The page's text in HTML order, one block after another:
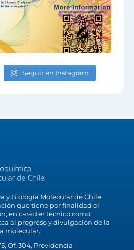
Seguir en Instagram
y Biología Molecular de Chile
que tiene por finalidad el
en carácter técnico como
al progreso y divulgación de la
molecular.
Of. 304, Providencia